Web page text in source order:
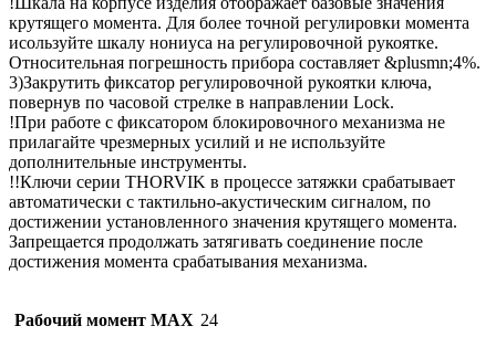
крутящего момента. Для более точной регулировки момента
исользуйте шкалу нониуса на регулировочной рукоятке.
Относительная погрешность прибора составляет &plusmn;4%.
3)Закрутить фиксатор регулировочной рукоятки ключа,
повернув по часовой стрелке в направлении Lock.
!При работе с фиксатором блокировочного механизма не
прилагайте чрезмерных усилий и не используйте
дополнительные инструменты.
!!Ключи серии THORVIK в процессе затяжки срабатывает
автоматически с тактильно-акустическим сигналом, по
достижении установленного значения крутящего момента.
Запрещается продолжать затягивать соединение после
достижения момента срабатывания механизма.
Рабочий момент MAX 24